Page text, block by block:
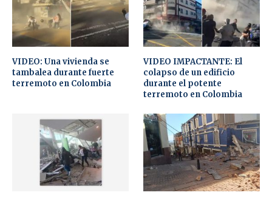
VIDEO: Una vivienda se
tambalea durante fuerte
terremoto en Colombia
VIDEO IMPACTANTE: El
colapso de un edificio
durante el potente
terremoto en Colombia